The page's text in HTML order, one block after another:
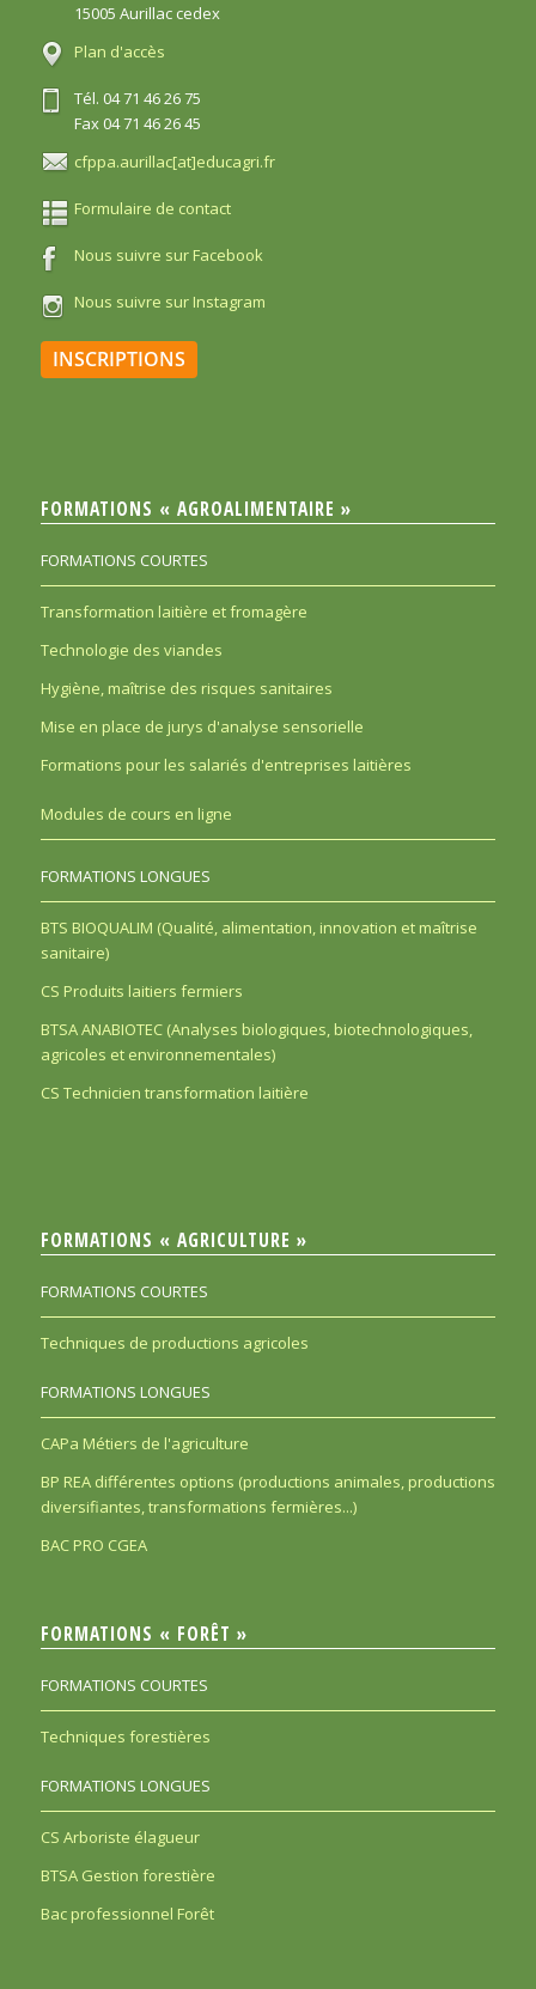
15005 Aurillac cedex
Plan d'accès
Tél. 04 71 46 26 75
Fax 04 71 46 26 45
cfppa.aurillac[at]educagri.fr
Formulaire de contact
Nous suivre sur Facebook
Nous suivre sur Instagram
INSCRIPTIONS
FORMATIONS « AGROALIMENTAIRE »
FORMATIONS COURTES
Transformation laitière et fromagère
Technologie des viandes
Hygiène, maîtrise des risques sanitaires
Mise en place de jurys d'analyse sensorielle
Formations pour les salariés d'entreprises laitières
Modules de cours en ligne
FORMATIONS LONGUES
BTS BIOQUALIM (Qualité, alimentation, innovation et maîtrise
sanitaire)
CS Produits laitiers fermiers
BTSA ANABIOTEC (Analyses biologiques, biotechnologiques,
agricoles et environnementales)
CS Technicien transformation laitière
FORMATIONS « AGRICULTURE »
FORMATIONS COURTES
Techniques de productions agricoles
FORMATIONS LONGUES
CAPa Métiers de l'agriculture
BP REA différentes options (productions animales, productions
diversifiantes, transformations fermières...)
BAC PRO CGEA
FORMATIONS « FORÊT »
FORMATIONS COURTES
Techniques forestières
FORMATIONS LONGUES
CS Arboriste élagueur
BTSA Gestion forestière
Bac professionnel Forêt